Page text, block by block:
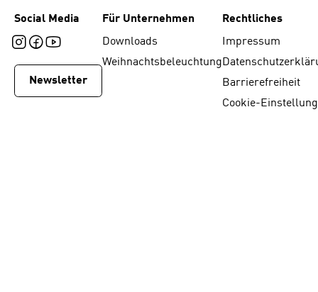
Social Media
Newsletter
Für Unternehmen
Downloads
Weihnachtsbeleuchtung
Rechtliches
Impressum
Barrierefreiheit
Cookie-